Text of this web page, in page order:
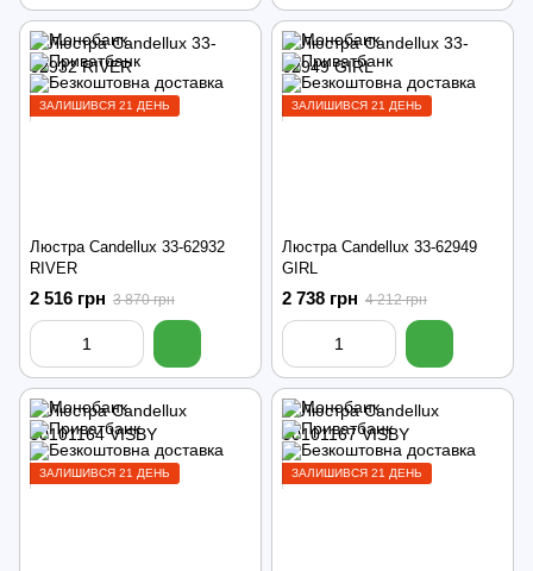
ЗАЛИШИВСЯ 21 ДЕНЬ
Люстра Candellux 33-62932
RIVER
2 516 грн 3 870 грн
ЗАЛИШИВСЯ 21 ДЕНЬ
Люстра Candellux 33-62949
GIRL
2 738 грн 4 212 грн
ЗАЛИШИВСЯ 21 ДЕНЬ ЗАЛИШИВСЯ 21 ДЕНЬ